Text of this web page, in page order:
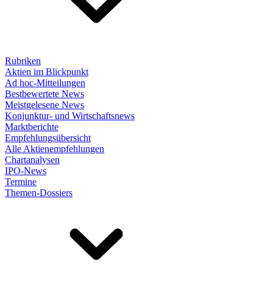
Rubriken
Aktien im Blickpunkt
Ad hoc-Mitteilungen
Bestbewertete News
Meistgelesene News
Konjunktur- und Wirtschaftsnews
Marktberichte
Empfehlungsübersicht
Alle Aktienempfehlungen
Chartanalysen
IPO-News
Termine
Themen-Dossiers